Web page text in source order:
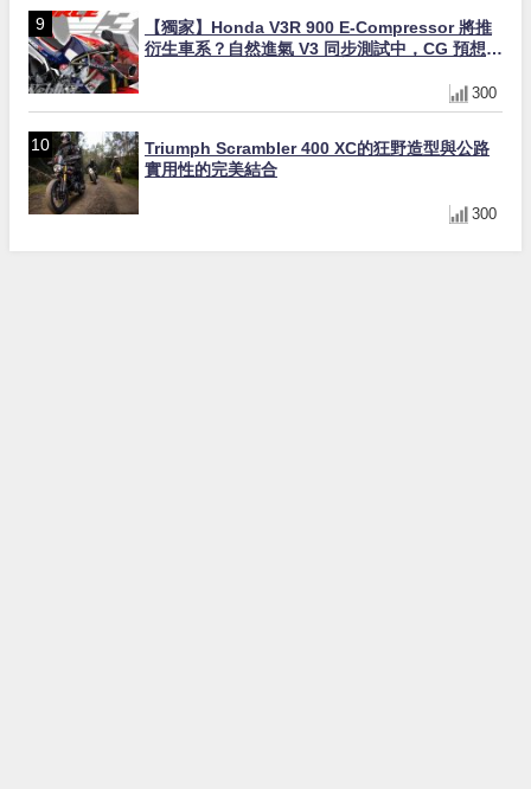
【獨家】Honda V3R 900 E-Compressor 將推
衍生車系？自然進氣 V3 同步測試中，CG 預想曝
300
Triumph Scrambler 400 XC的狂野造型與公路
實用性的完美結合
300